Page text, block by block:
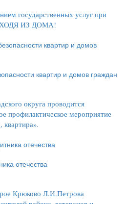
государственных услуг при
ИЗ ДОМА!
квартир и домов граждан
округа проводится
профилактическое мероприятие
квартира».
отечества
Крюково Л.И.Петрова